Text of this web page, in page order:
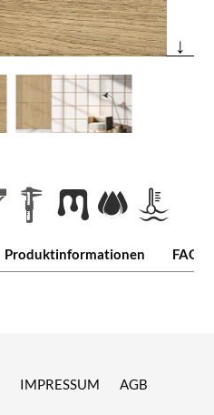
↓
Produktinformationen FAQ
IMPRESSUM AGB